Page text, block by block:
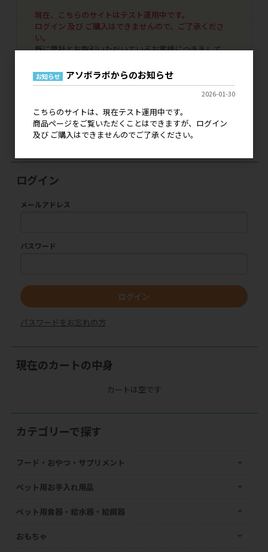
現在、こちらのサイトはテスト運用中です。
ログイン 及び ご購入はできませんので、ご了承くださ
い。
既に弊社とお取引いただいているお客様につきまして
すのでご安心ください。
代引き決済、銀行振込決済はご利用いただけませんの
で、NP掛け払いへの変更手続きをお申し込みいただけま
したら幸いです。
本稼働につきましては、詳細が決まり次第にご案内をい
たします。どうぞよろしくお願いいたします。
ログイン
メールアドレス
パスワード
ログイン
パスワードをお忘れの方
現在のカートの中身
カートは空です
カテゴリーで探す
フード・おやつ・サプリメント
ペット用お手入れ用品
ペット用食器・給水器・給餌器
おもちゃ
お知らせ アソボラボからのお知らせ
2026-01-30
こちらのサイトは、現在テスト運用中です。
商品ページをご覧いただくことはできますが、ログイン
及び ご購入はできませんのでご了承ください。